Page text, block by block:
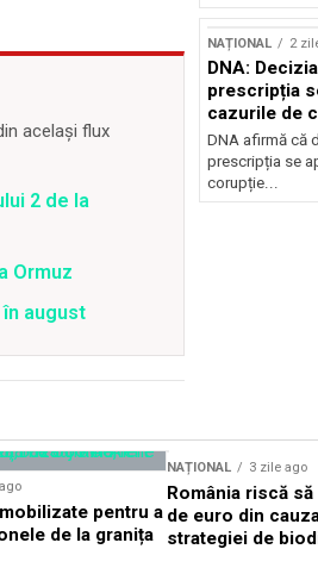
același flux
2 de la
Ormuz
august
NAȚIONAL 2
DNA:
prescripția
cazurile de
DNA afirmă că
prescripția se
corupție...
pentru a
de la granița
NAȚIONAL 3 zile ago
România riscă
de euro din
strategiei de